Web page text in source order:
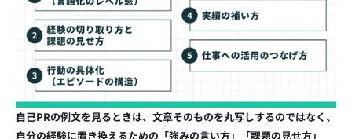
自己PRの例文を見るときは、文章そのものを丸写しするのではなく、
自分の経験に置き換えるための「強みの言い方」「課題の見せ方」